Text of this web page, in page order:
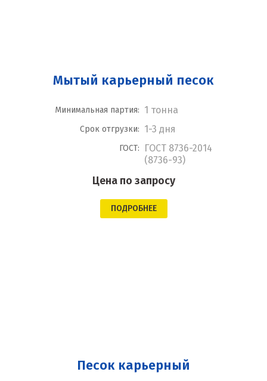
Мытый карьерный песок
Минимальная партия: 1 тонна
Срок отгрузки: 1-3 дня
ГОСТ:
ГОСТ 8736-2014
(8736-93)
Цена по запросу
ПОДРОБНЕЕ
Песок карьерный